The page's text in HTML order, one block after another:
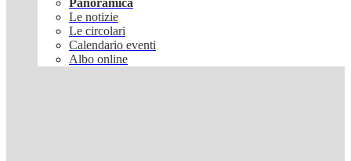
Panoramica
Le notizie
Le circolari
Calendario eventi
Albo online